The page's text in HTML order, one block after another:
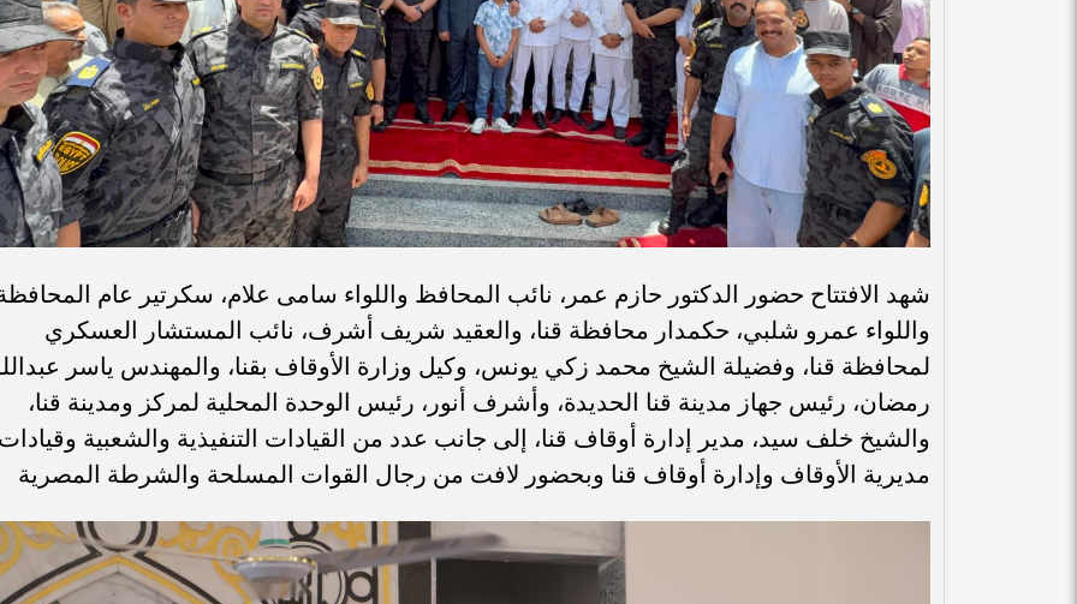
شهد الافتتاح حضور الدكتور حازم عمر، نائب المحافظ واللواء سامى علام، سكرتير عام
واللواء عمرو شلبي، حكمدار محافظة قنا، والعقيد شريف أشرف، نائب المستشار العسكري
لمحافظة قنا، وفضيلة الشيخ محمد زكي يونس، وكيل وزارة الأوقاف بقنا، والمهندس ياسر
رمضان، رئيس جهاز مدينة قنا الحديدة، وأشرف أنور، رئيس الوحدة المحلية لمركز ومدينة قنا،
والشيخ خلف سيد، مدير إدارة أوقاف قنا، إلى جانب عدد من القيادات التنفيذية والشعبية
مديرية الأوقاف وإدارة أوقاف قنا وبحضور لافت من رجال القوات المسلحة والشرطة المصرية